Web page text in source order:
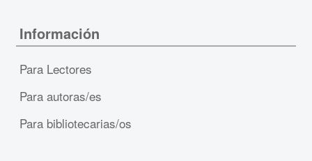
Información
Para Lectores
Para autoras/es
Para bibliotecarias/os